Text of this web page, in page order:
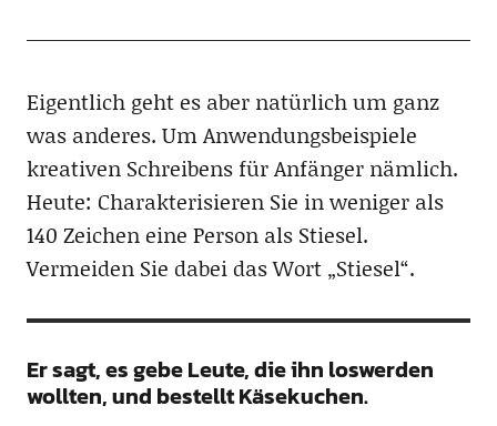
Eigentlich geht es aber natürlich um ganz
was anderes. Um Anwendungsbeispiele
kreativen Schreibens für Anfänger nämlich.
Heute: Charakterisieren Sie in weniger als
140 Zeichen eine Person als Stiesel.
Vermeiden Sie dabei das Wort „Stiesel“.
Er sagt, es gebe Leute, die ihn loswerden
wollten, und bestellt Käsekuchen.